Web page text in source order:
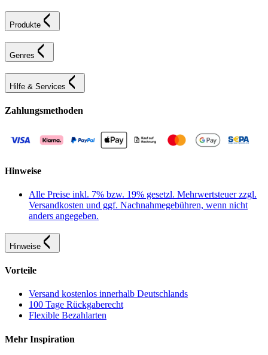
Produkte
Genres
Hilfe & Services
Zahlungsmethoden
Hinweise
Alle Preise inkl. 7% bzw. 19% gesetzl. Mehrwertsteuer zzgl.
Versandkosten und ggf. Nachnahmegebühren, wenn nicht
anders angegeben.
Hinweise
Vorteile
Versand kostenlos innerhalb Deutschlands
100 Tage Rückgaberecht
Flexible Bezahlarten
Mehr Inspiration